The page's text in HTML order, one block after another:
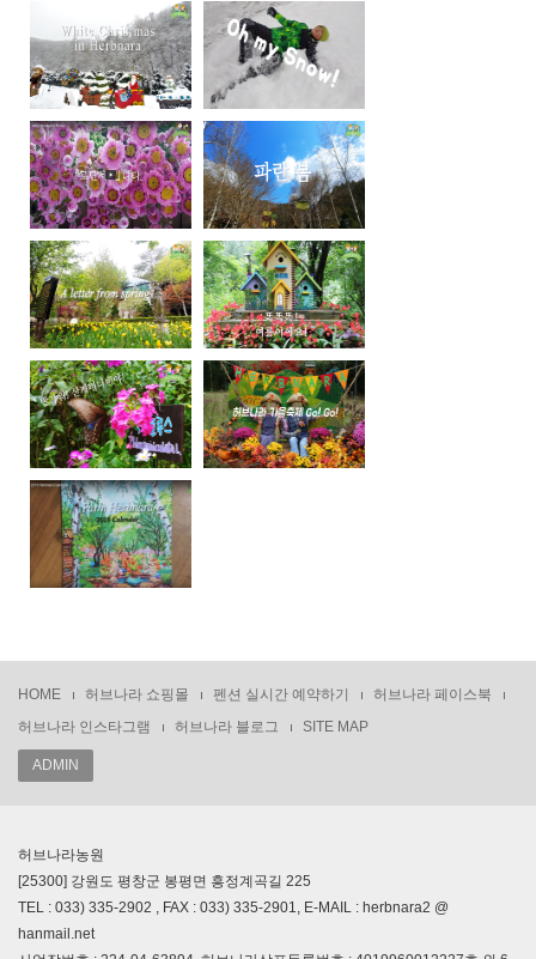
HOME 허브나라 쇼핑몰 펜션 실시간 예약하기
허브나라 페이스북
허브나라 인스타그램
허브나라 블로그 SITE MAP
ADMIN
허브나라농원
[25300] 강원도 평창군 봉평면 흥정계곡길 225
TEL : 033) 335-2902 , FAX : 033) 335-2901, E-MAIL : herbnara2 @
hanmail.net